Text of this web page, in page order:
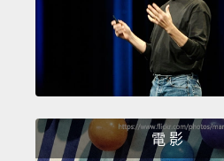
電 影